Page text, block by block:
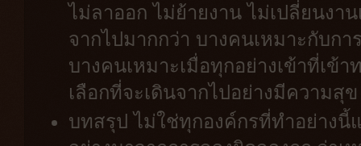
ไม่ลาออก ไม่ย้ายงาน ไม่เปลี่ยนงา
จากไปมากกว่า บางคนเหมาะกับกา
บางคนเหมาะเมื่อทุกอย่างเข้าที่เข้
เลือกที่จะเดินจากไปอย่างมีความสุ
บทสรุป ไม่ใช่ทุกองค์กรที่ทำอย่างนี้